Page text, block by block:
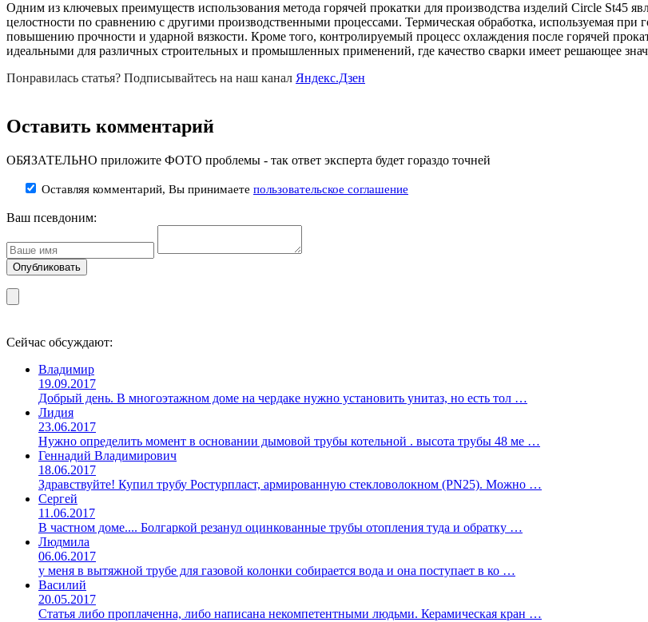
Одним из ключевых преимуществ использования метода горячей прокатки для производства изделий Circle St45
целостности по сравнению с другими производственными процессами. Термическая обработка, используемая при
повышению прочности и ударной вязкости. Кроме того, контролируемый процесс охлаждения после горячей
идеальными для различных строительных и промышленных применений, где качество сварки имеет решающее
Понравилась статья? Подписывайтесь на наш канал Яндекс.Дзен
Оставить комментарий
ОБЯЗАТЕЛЬНО приложите ФОТО проблемы - так ответ эксперта будет гораздо точней
Оставляя комментарий, Вы принимаете пользовательское соглашение
Ваш псевдоним:
Сейчас обсуждают:
Владимир
19.09.2017
Добрый день. В многоэтажном доме на чердаке нужно установить унитаз, но есть тол …
Лидия
23.06.2017
Нужно определить момент в основании дымовой трубы котельной . высота трубы 48 ме …
Геннадий Владимирович
18.06.2017
Здравствуйте! Купил трубу Ростурпласт, армированную стекловолокном (PN25). Можно …
Сергей
11.06.2017
В частном доме.... Болгаркой резанул оцинкованные трубы отопления туда и обратку …
Людмила
06.06.2017
у меня в вытяжной трубе для газовой колонки собирается вода и она поступает в ко …
Василий
20.05.2017
Статья либо проплаченна, либо написана некомпетентными людьми. Керамическая кран …